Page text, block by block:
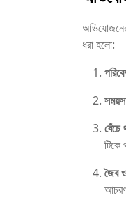
ধরা হলো:
বেঁচে
টিকে
জৈব